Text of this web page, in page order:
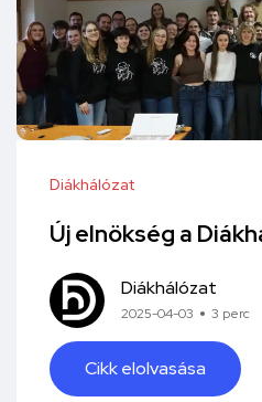
Diákhálózat
Új elnökség a
Diákhálózat
2025-04-03 3 perc
Cikk elolvasása